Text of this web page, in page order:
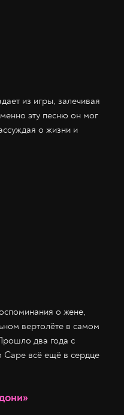
из игры, залечивая
эту песню он мог
о жизни и
о жене,
вертолёте в самом
два года с
Саре всё ещё в сердце